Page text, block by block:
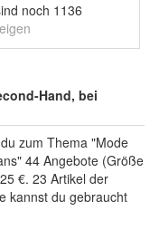
noch 1136
Hand, bei
zum Thema "Mode
44 Angebote (Größe
€. 23 Artikel der
kannst du gebraucht